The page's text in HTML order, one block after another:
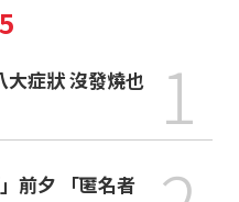
1
前夕 「匿名者